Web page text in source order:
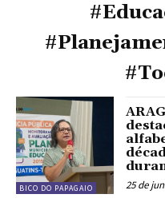
BICO DO PAPAGAIO 25 de